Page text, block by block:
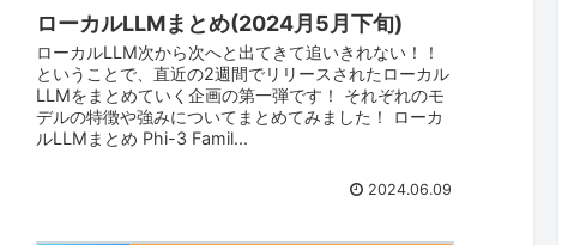
ローカルLLMまとめ(2024月5月下旬)
ローカルLLM次から次へと出てきて追いきれない！！
ということで、直近の2週間でリリースされたローカル
LLMをまとめていく企画の第一弾です！ それぞれのモ
デルの特徴や強みについてまとめてみました！ ローカ
ルLLMまとめ Phi-3 Famil...
2024.06.09